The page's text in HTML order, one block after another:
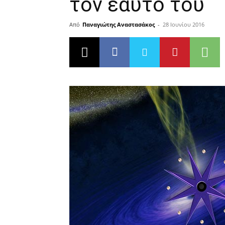
Από Παναγιώτης Αναστασάκος - 28 Ιουνίου 2016